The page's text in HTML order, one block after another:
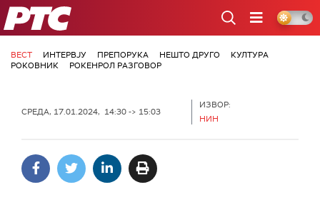
РТС
ВЕСТ ИНТЕРВЈУ ПРЕПОРУКА НЕШТО ДРУГО
КУЛТУРА
РОКОВНИК
РОКЕНРОЛ РАЗГОВОР
СРЕДА, 17.01.2024, 14:30 -> 15:03
ИЗВОР:
НИН